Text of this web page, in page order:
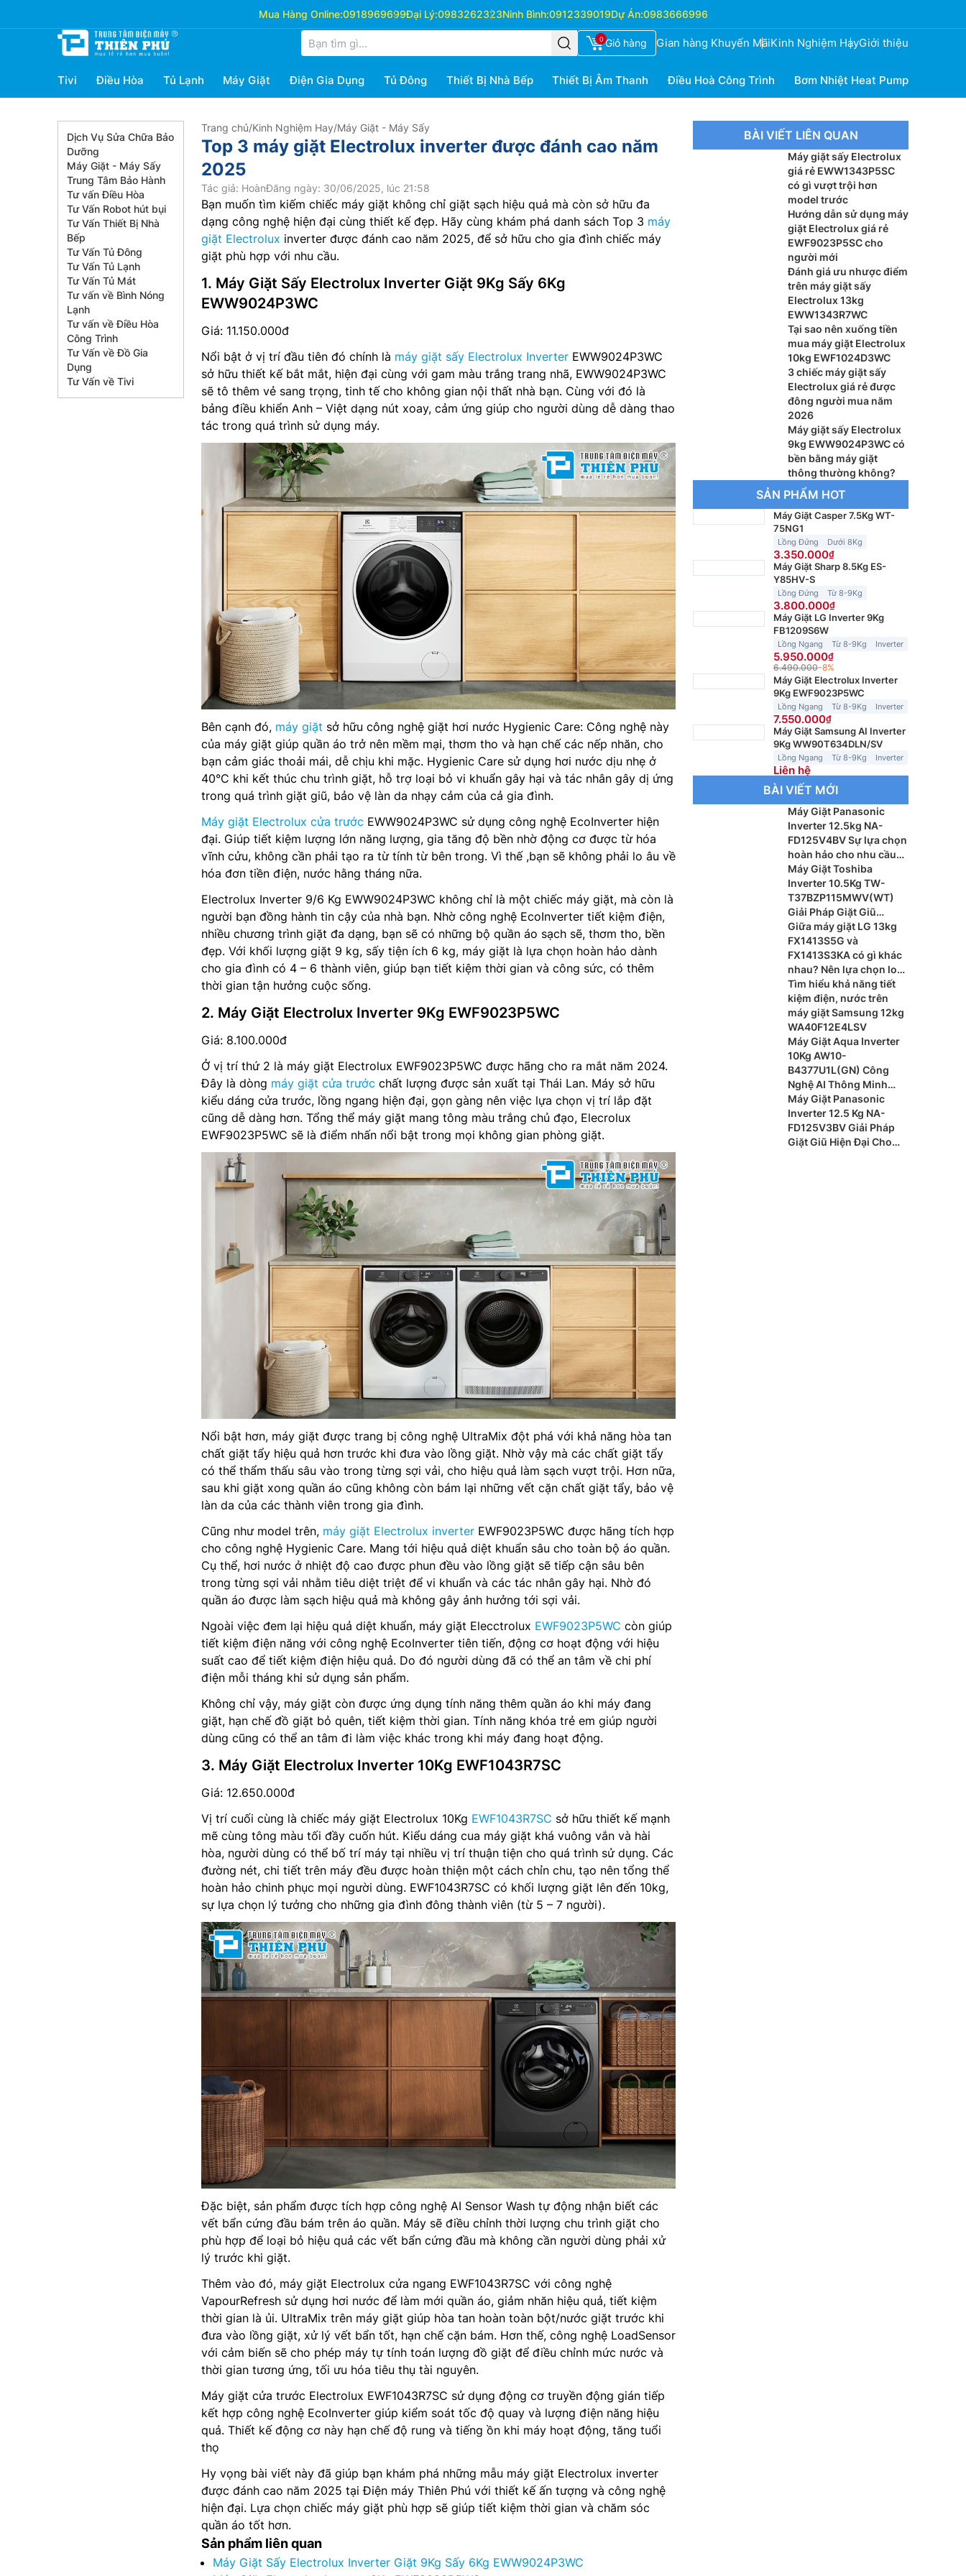
Mua Hàng Online:0918969699Đại Lý:0983262323Ninh Bình:0912339019Dự Án:0983666996
0 Giỏ hàng Gian hàng Khuyến MãiKinh Nghiệm HayGiới thiệu
Tivi Điều Hòa Tủ Lạnh Máy Giặt Điện Gia Dụng Tủ Đông Thiết Bị Nhà Bếp Thiết Bị Âm Thanh Điều Hoà Công Trình Bơm Nhiệt Heat Pump
Dịch Vụ Sửa Chữa Bảo
Dưỡng
Máy Giặt - Máy Sấy
Trung Tâm Bảo Hành
Tư vấn Điều Hòa
Tư Vấn Robot hút bụi
Tư Vấn Thiết Bị Nhà
Bếp
Tư Vấn Tủ Đông
Tư Vấn Tủ Lạnh
Tư Vấn Tủ Mát
Tư vấn về Bình Nóng
Lạnh
Tư vấn về Điều Hòa
Công Trình
Tư Vấn về Đồ Gia
Dụng
Tư Vấn về Tivi
Trang chủ/Kinh Nghiệm Hay/Máy Giặt - Máy Sấy
Top 3 máy giặt Electrolux inverter được đánh cao năm
2025
Tác giả: HoànĐăng ngày: 30/06/2025, lúc 21:58
Bạn muốn tìm kiếm chiếc máy giặt không chỉ giặt sạch hiệu quả mà còn sở hữu đa
dạng công nghệ hiện đại cùng thiết kế đẹp. Hãy cùng khám phá danh sách Top 3 máy
giặt Electrolux inverter được đánh cao năm 2025, để sở hữu cho gia đình chiếc máy
giặt phù hợp với nhu cầu.
1. Máy Giặt Sấy Electrolux Inverter Giặt 9Kg Sấy 6Kg
EWW9024P3WC
Giá: 11.150.000đ
Nổi bật ở vị trí đầu tiên đó chính là máy giặt sấy Electrolux Inverter EWW9024P3WC
sở hữu thiết kế bắt mắt, hiện đại cùng với gam màu trắng trang nhã, EWW9024P3WC
sẽ tô thêm vẻ sang trọng, tinh tế cho không gian nội thất nhà bạn. Cùng với đó là
bảng điều khiển Anh – Việt dạng nút xoay, cảm ứng giúp cho người dùng dễ dàng thao
tác trong quá trình sử dụng máy.
Bên cạnh đó, máy giặt sở hữu công nghệ giặt hơi nước Hygienic Care: Công nghệ này
của máy giặt giúp quần áo trở nên mềm mại, thơm tho và hạn chế các nếp nhăn, cho
bạn cảm giác thoải mái, dễ chịu khi mặc. Hygienic Care sử dụng hơi nước dịu nhẹ ở
40°C khi kết thúc chu trình giặt, hỗ trợ loại bỏ vi khuẩn gây hại và tác nhân gây dị ứng
trong quá trình giặt giũ, bảo vệ làn da nhạy cảm của cả gia đình.
Máy giặt Electrolux cửa trước EWW9024P3WC sử dụng công nghệ EcoInverter hiện
đại. Giúp tiết kiệm lượng lớn năng lượng, gia tăng độ bền nhờ động cơ được từ hóa
vĩnh cửu, không cần phải tạo ra từ tính từ bên trong. Vì thế ,bạn sẽ không phải lo âu về
hóa đơn tiền điện, nước hằng tháng nữa.
Electrolux Inverter 9/6 Kg EWW9024P3WC không chỉ là một chiếc máy giặt, mà còn là
người bạn đồng hành tin cậy của nhà bạn. Nhờ công nghệ EcoInverter tiết kiệm điện,
nhiều chương trình giặt đa dạng, bạn sẽ có những bộ quần áo sạch sẽ, thơm tho, bền
đẹp. Với khối lượng giặt 9 kg, sấy tiện ích 6 kg, máy giặt là lựa chọn hoàn hảo dành
cho gia đình có 4 – 6 thành viên, giúp bạn tiết kiệm thời gian và công sức, có thêm
thời gian tận hưởng cuộc sống.
2. Máy Giặt Electrolux Inverter 9Kg EWF9023P5WC
Giá: 8.100.000đ
Ở vị trí thứ 2 là máy giặt Electrolux EWF9023P5WC được hãng cho ra mắt năm 2024.
Đây là dòng máy giặt cửa trước chất lượng được sản xuất tại Thái Lan. Máy sở hữu
kiểu dáng cửa trước, lồng ngang hiện đại, gọn gàng nên việc lựa chọn vị trí lắp đặt
cũng dễ dàng hơn. Tổng thể máy giặt mang tông màu trắng chủ đạo, Elecrolux
EWF9023P5WC sẽ là điểm nhấn nổi bật trong mọi không gian phòng giặt.
Nổi bật hơn, máy giặt được trang bị công nghệ UltraMix đột phá với khả năng hòa tan
chất giặt tẩy hiệu quả hơn trước khi đưa vào lồng giặt. Nhờ vậy mà các chất giặt tẩy
có thể thẩm thấu sâu vào trong từng sợi vải, cho hiệu quả làm sạch vượt trội. Hơn nữa,
sau khi giặt xong quần áo cũng không còn bám lại những vết cặn chất giặt tẩy, bảo vệ
làn da của các thành viên trong gia đình.
Cũng như model trên, máy giặt Electrolux inverter EWF9023P5WC được hãng tích hợp
cho công nghệ Hygienic Care. Mang tới hiệu quả diệt khuẩn sâu cho toàn bộ áo quần.
Cụ thể, hơi nước ở nhiệt độ cao được phun đều vào lồng giặt sẽ tiếp cận sâu bên
trong từng sợi vải nhằm tiêu diệt triệt để vi khuẩn và các tác nhân gây hại. Nhờ đó
quần áo được làm sạch hiệu quả mà không gây ảnh hưởng tới sợi vải.
Ngoài việc đem lại hiệu quả diệt khuẩn, máy giặt Elecctrolux EWF9023P5WC còn giúp
tiết kiệm điện năng với công nghệ EcoInverter tiên tiến, động cơ hoạt động với hiệu
suất cao để tiết kiệm điện hiệu quả. Do đó người dùng đã có thể an tâm về chi phí
điện mỗi tháng khi sử dụng sản phẩm.
Không chỉ vậy, máy giặt còn được ứng dụng tính năng thêm quần áo khi máy đang
giặt, hạn chế đồ giặt bỏ quên, tiết kiệm thời gian. Tính năng khóa trẻ em giúp người
dùng cũng có thể an tâm đi làm việc khác trong khi máy đang hoạt động.
3. Máy Giặt Electrolux Inverter 10Kg EWF1043R7SC
Giá: 12.650.000đ
Vị trí cuối cùng là chiếc máy giặt Electrolux 10Kg EWF1043R7SC sở hữu thiết kế mạnh
mẽ cùng tông màu tối đầy cuốn hút. Kiểu dáng cua máy giặt khá vuông vắn và hài
hòa, người dùng có thể bố trí máy tại nhiều vị trí thuận tiện cho quá trình sử dụng. Các
đường nét, chi tiết trên máy đều được hoàn thiện một cách chỉn chu, tạo nên tổng thể
hoàn hảo chinh phục mọi người dùng. EWF1043R7SC có khối lượng giặt lên đến 10kg,
sự lựa chọn lý tưởng cho những gia đình đông thành viên (từ 5 – 7 người).
Đặc biệt, sản phẩm được tích hợp công nghệ AI Sensor Wash tự động nhận biết các
vết bẩn cứng đầu bám trên áo quần. Máy sẽ điều chỉnh thời lượng chu trình giặt cho
phù hợp để loại bỏ hiệu quả các vết bẩn cứng đầu mà không cần người dùng phải xử
lý trước khi giặt.
Thêm vào đó, máy giặt Electrolux cửa ngang EWF1043R7SC với công nghệ
VapourRefresh sử dụng hơi nước để làm mới quần áo, giảm nhăn hiệu quả, tiết kiệm
thời gian là ủi. UltraMix trên máy giặt giúp hòa tan hoàn toàn bột/nước giặt trước khi
đưa vào lồng giặt, xử lý vết bẩn tốt, hạn chế cặn bám. Hơn thế, công nghệ LoadSensor
với cảm biến sẽ cho phép máy tự tính toán lượng đồ giặt để điều chỉnh mức nước và
thời gian tương ứng, tối ưu hóa tiêu thụ tài nguyên.
Máy giặt cửa trước Electrolux EWF1043R7SC sử dụng động cơ truyền động gián tiếp
kết hợp công nghệ EcoInverter giúp kiểm soát tốc độ quay và lượng điện năng hiệu
quả. Thiết kế động cơ này hạn chế độ rung và tiếng ồn khi máy hoạt động, tăng tuổi
thọ
Hy vọng bài viết này đã giúp bạn khám phá những mẫu máy giặt Electrolux inverter
được đánh cao năm 2025 tại Điện máy Thiên Phú với thiết kế ấn tượng và công nghệ
hiện đại. Lựa chọn chiếc máy giặt phù hợp sẽ giúp tiết kiệm thời gian và chăm sóc
quần áo tốt hơn.
Sản phẩm liên quan
Máy Giặt Sấy Electrolux Inverter Giặt 9Kg Sấy 6Kg EWW9024P3WC
BÀI VIẾT LIÊN QUAN
Máy giặt sấy Electrolux
giá rẻ EWW1343P5SC
có gì vượt trội hơn
model trước
Hướng dẫn sử dụng máy
giặt Electrolux giá rẻ
EWF9023P5SC cho
người mới
Đánh giá ưu nhược điểm
trên máy giặt sấy
Electrolux 13kg
EWW1343R7WC
Tại sao nên xuống tiền
mua máy giặt Electrolux
10kg EWF1024D3WC
3 chiếc máy giặt sấy
Electrolux giá rẻ được
đông người mua năm
2026
Máy giặt sấy Electrolux
9kg EWW9024P3WC có
bền bằng máy giặt
thông thường không?
SẢN PHẨM HOT
Máy Giặt Casper 7.5Kg WT-
75NG1
Lồng Đứng Dưới 8Kg
3.350.000
Máy Giặt Sharp 8.5Kg ES-
Y85HV-S
Lồng Đứng Từ 8-9Kg
3.800.000
Máy Giặt LG Inverter 9Kg
FB1209S6W
Lồng Ngang Từ 8-9Kg Inverter
5.950.000
6.490.000-8%
Máy Giặt Electrolux Inverter
9Kg EWF9023P5WC
Lồng Ngang Từ 8-9Kg Inverter
7.550.000
Máy Giặt Samsung AI Inverter
9Kg WW90T634DLN/SV
Lồng Ngang Từ 8-9Kg Inverter
Liên hệ
BÀI VIẾT MỚI
Máy Giặt Panasonic
Inverter 12.5kg NA-
FD125V4BV Sự lựa chọn
hoàn hảo cho nhu cầu
giặt giũ hiện đại
Máy Giặt Toshiba
Inverter 10.5Kg TW-
T37BZP115MWV(WT)
Giải Pháp Giặt Giũ
Thông Minh Cho Gia
Đình Hiện Đại
Giữa máy giặt LG 13kg
FX1413S5G và
FX1413S3KA có gì khác
nhau? Nên lựa chọn loại
nào?
Tìm hiểu khả năng tiết
kiệm điện, nước trên
máy giặt Samsung 12kg
WA40F12E4LSV
Máy Giặt Aqua Inverter
10Kg AW10-
B4377U1L(GN) Công
Nghệ AI Thông Minh
Cho Gia Đình Hiện Đại
Máy Giặt Panasonic
Inverter 12.5 Kg NA-
FD125V3BV Giải Pháp
Giặt Giũ Hiện Đại Cho